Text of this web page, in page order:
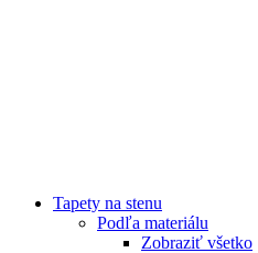
Tapety na stenu
Podľa materiálu
Zobraziť všetko